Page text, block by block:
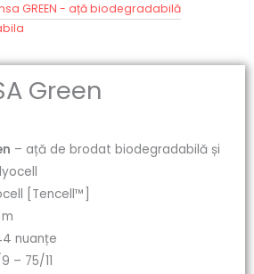
GREEN - ață biodegradabilă
Green
– ață de brodat biodegradabilă și
[Tencell™]
nuanțe
– 75/11